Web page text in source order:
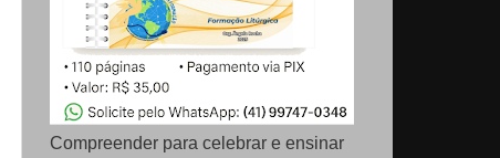
Compreender para celebrar e ensinar